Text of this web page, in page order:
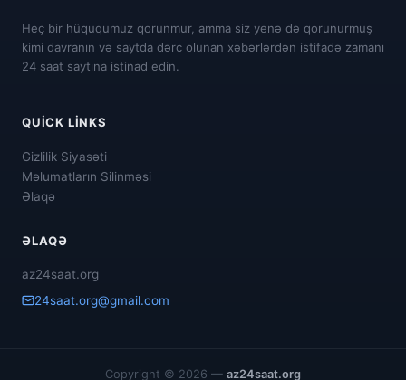
Heç bir hüququmuz qorunmur, amma siz yenə də qorunurmuş
kimi davranın və saytda dərc olunan xəbərlərdən istifadə zamanı
24 saat saytına istinad edin.
QUICK LINKS
Gizlilik Siyasəti
Məlumatların Silinməsi
Əlaqə
ƏLAQƏ
az24saat.org
24saat.org@gmail.com
Copyright © 2026 — az24saat.org